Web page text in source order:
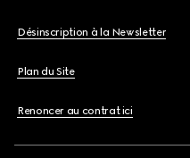
Désinscription à la Newsletter
Plan du Site
Renoncer au contrat ici